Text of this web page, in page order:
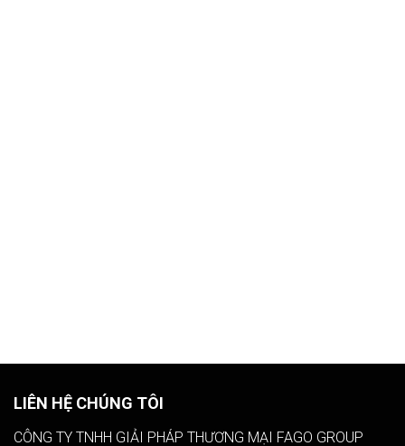
LIÊN HỆ CHÚNG TÔI
CÔNG TY TNHH GIẢI PHÁP THƯƠNG MẠI FAGO GROUP